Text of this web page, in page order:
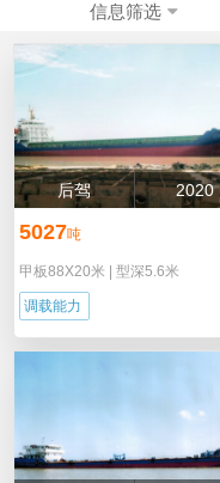
信息筛选
后驾 2020
5027吨
甲板88X20米 型深5.6米
调载能力